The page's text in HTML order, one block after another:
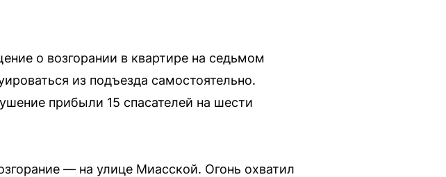
о возгорании в квартире на седьмом
из подъезда самостоятельно.
прибыли 15 спасателей на шести
— на улице Миасской. Огонь охватил